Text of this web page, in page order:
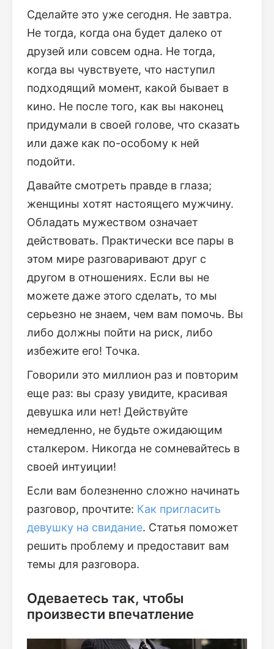
Сделайте это уже сегодня. Не завтра.
Не тогда, когда она будет далеко от
друзей или совсем одна. Не тогда,
когда вы чувствуете, что наступил
подходящий момент, какой бывает в
кино. Не после того, как вы наконец
придумали в своей голове, что сказать
или даже как по-особому к ней
подойти.
Давайте смотреть правде в глаза;
женщины хотят настоящего мужчину.
Обладать мужеством означает
действовать. Практически все пары в
этом мире разговаривают друг с
другом в отношениях. Если вы не
можете даже этого сделать, то мы
серьезно не знаем, чем вам помочь. Вы
либо должны пойти на риск, либо
избежите его! Точка.
Говорили это миллион раз и повторим
еще раз: вы сразу увидите, красивая
девушка или нет! Действуйте
немедленно, не будьте ожидающим
сталкером. Никогда не сомневайтесь в
своей интуиции!
Если вам болезненно сложно начинать
разговор, прочтите: Как пригласить
девушку на свидание. Статья поможет
решить проблему и предоставит вам
темы для разговора.
Одеваетесь так, чтобы
произвести впечатление